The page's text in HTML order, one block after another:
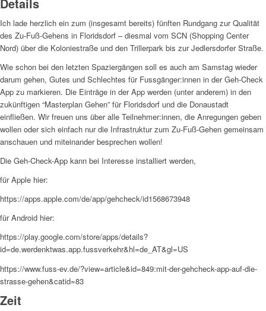
Ich lade herzlich ein zum (insgesamt bereits) fünften Rundgang zur Qualität
des Zu-Fuß-Gehens in Floridsdorf – diesmal vom SCN (Shopping Center
Nord) über die Koloniestraße und den Trillerpark bis zur Jedlersdorfer Straße.
Wie schon bei den letzten Spaziergängen soll es auch am Samstag wieder
darum gehen, Gutes und Schlechtes für Fussgänger:innen in der Geh-Check
App zu markieren. Die Einträge in der App werden (unter anderem) in den
zukünftigen “Masterplan Gehen” für Floridsdorf und die Donaustadt
einfließen. Wir freuen uns über alle Teilnehmer:innen, die Anregungen geben
wollen oder sich einfach nur die Infrastruktur zum Zu-Fuß-Gehen gemeinsam
anschauen und miteinander besprechen wollen!
Die Geh-Check-App kann bei Interesse installiert werden,
für Apple hier:
https://apps.apple.com/de/app/gehcheck/id1568673948
für Android hier:
https://play.google.com/store/apps/details?
id=de.werdenktwas.app.fussverkehr&hl=de_AT&gl=US
https://www.fuss-ev.de/?view=article&id=849:mit-der-gehcheck-app-auf-die-
strasse-gehen&catid=83
Zeit